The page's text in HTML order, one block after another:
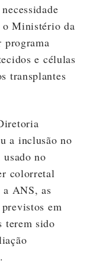
o Ministério da
programa
e células
transplantes
a inclusão no
no
colorretal
a ANS, as
em
terem sido